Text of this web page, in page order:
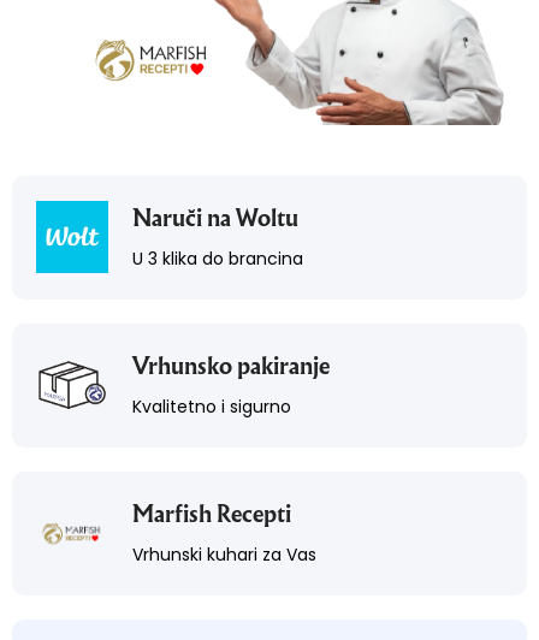
Naruči na Woltu
U 3 klika do brancina
Vrhunsko pakiranje
Kvalitetno i sigurno
Marfish Recepti
Vrhunski kuhari za Vas